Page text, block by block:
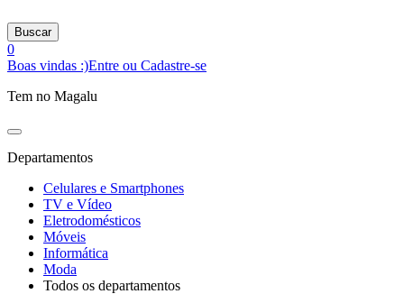
Buscar
0
Boas vindas :)Entre ou Cadastre-se
Tem no Magalu
Departamentos
Celulares e Smartphones
TV e Vídeo
Eletrodomésticos
Móveis
Informática
Moda
Todos os departamentos